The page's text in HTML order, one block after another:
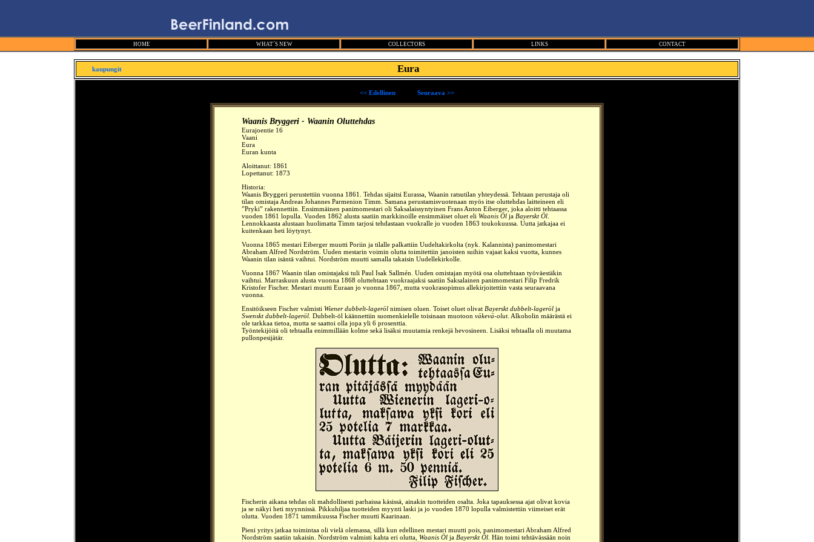
HOME WHAT´S NEW COLLECTORS LINKS CONTACT
kaupungit Eura
<< Edellinen Seuraava >>
Waanis Bryggeri - Waanin Oluttehdas
Eurajoentie 16
Vaani
Eura
Euran kunta
Aloittanut: 1861
Lopettanut: 1873
Historia:
Waanis Bryggeri perustettiin vuonna 1861. Tehdas sijaitsi Eurassa, Waanin ratsutilan yhteydessä. Tehtaan perustaja oli
tilan omistaja Andreas Johannes Parmenion Timm. Samana perustamisvuotenaan myös itse oluttehdas laitteineen eli
”Pryki” rakennettiin. Ensimmäinen panimomestari oli Saksalaissyntyinen Frans Anton Eiberger, joka aloitti tehtaassa
vuoden 1861 lopulla. Vuoden 1862 alusta saatiin markkinoille ensimmäiset oluet eli Waanis Öl ja Bayerskt Öl
Lennokkaasta alustaan huolimatta Timm tarjosi tehdastaan vuokralle jo vuoden 1863 toukokuussa. Uutta jatkajaa ei
kuitenkaan heti löytynyt.
Vuonna 1865 mestari Eiberger muutti Poriin ja tilalle palkattiin Uudeltakirkolta (nyk. Kalannista) panimomestari
Abraham Alfred Nordström. Uuden mestarin voimin olutta toimitettiin janoisten suihin vajaat kaksi vuotta, kunnes
Waanin tilan isäntä vaihtui. Nordström muutti samalla takaisin Uudellekirkolle.
Vuonna 1867 Waanin tilan omistajaksi tuli Paul Isak Sallmén. Uuden omistajan myötä osa oluttehtaan työväestäkin
vaihtui. Marraskuun alusta vuonna 1868 oluttehtaan vuokraajaksi saatiin Saksalainen panimomestari Filip Fredrik
Kristofer Fischer. Mestari muutti Euraan jo vuonna 1867, mutta vuokrasopimus allekirjoitettiin vasta seuraavana
vuonna.
Ensitöikseen Fischer valmisti Wiener dubbelt-lageröl nimisen oluen. Toiset oluet olivat Bayerskt dubbelt-lageröl ja
Swenskt dubbelt-lageröl . Dubbelt-öl käännettiin suomenkielelle toisinaan muotoon väkevä-olut. Alkoholin määrästä ei
ole tarkkaa tietoa, mutta se saattoi olla jopa yli 6 prosenttia.
Työntekijöitä oli tehtaalla enimmillään kolme sekä lisäksi muutamia renkejä hevosineen. Lisäksi tehtaalla oli muutama
pullonpesijätär.
Fischerin aikana tehdas oli mahdollisesti parhaissa käsissä, ainakin tuotteiden osalta. Joka tapauksessa ajat olivat kovia
ja se näkyi heti myynnissä. Pikkuhiljaa tuotteiden myynti laski ja jo vuoden 1870 lopulla valmistettiin viimeiset erät
olutta. Vuoden 1871 tammikuussa Fischer muutti Kaarinaan.
Pieni yritys jatkaa toimintaa oli vielä olemassa, sillä kun edellinen mestari muutti pois, panimomestari Abraham Alfred
Nordström saatiin takaisin. Nordström valmisti kahta eri olutta, Waanis Öl ja Bayerskt Öl . Hän toimi tehtävässään noin